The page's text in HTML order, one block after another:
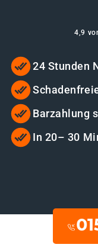
4,9
24 Stunden
Barzahlung
In 20– 30